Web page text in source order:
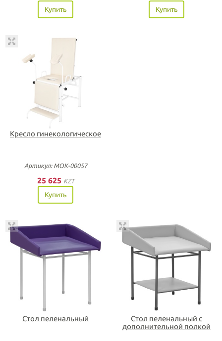
Купить Купить
Кресло гинекологическое
Артикул: МОК-00057
25 625 KZT
Купить
Стол пеленальный
Стол пеленальный с
дополнительной полкой